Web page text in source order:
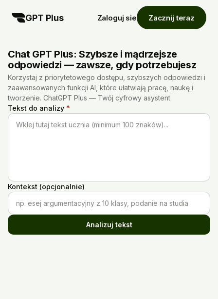
GPT Plus Zaloguj sie Zacznij teraz
Chat GPT Plus: Szybsze i mądrzejsze
odpowiedzi — zawsze, gdy potrzebujesz
Korzystaj z priorytetowego dostępu, szybszych odpowiedzi i
zaawansowanych funkcji AI, które ułatwiają pracę, naukę i
tworzenie. ChatGPT Plus — Twój cyfrowy asystent.
Tekst do analizy *
Wklej tutaj tekst ucznia (minimum 100 znaków)...
Kontekst (opcjonalnie)
np. esej argumentacyjny z 10 klasy, podanie na studia
Analizuj tekst